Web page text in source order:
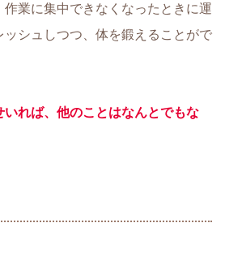
作業に集中できなくなったときに運
シュしつつ、体を鍛えることがで
いれば、他のことはなんとでもな